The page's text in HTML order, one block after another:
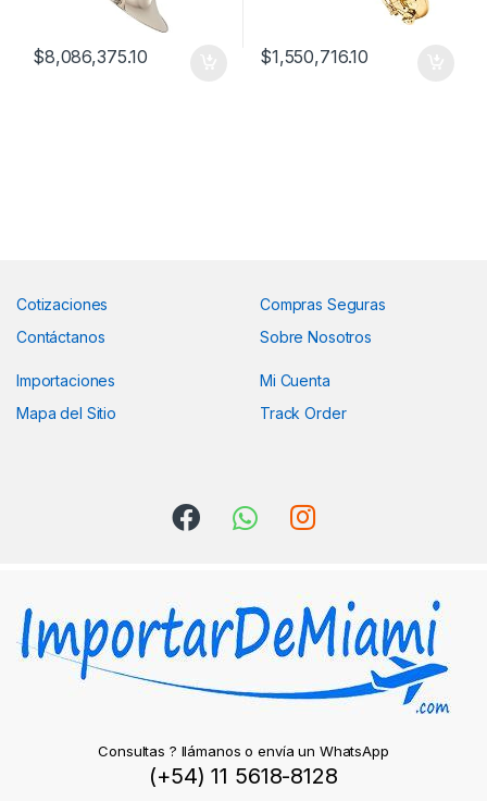
$8,086,375.10 $1,550,716.10
Cotizaciones
Contáctanos
Compras Seguras
Sobre Nosotros
Importaciones
Mapa del Sitio
Mi Cuenta
Track Order
Consultas ? llámanos o envía un WhatsApp
(+54) 11 5618-8128